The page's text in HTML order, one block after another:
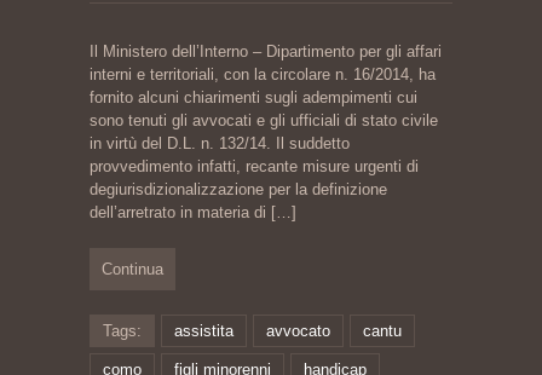
Il Ministero dell’Interno – Dipartimento per gli affari
interni e territoriali, con la circolare n. 16/2014, ha
fornito alcuni chiarimenti sugli adempimenti cui
sono tenuti gli avvocati e gli ufficiali di stato civile
in virtù del D.L. n. 132/14. Il suddetto
provvedimento infatti, recante misure urgenti di
degiurisdizionalizzazione per la definizione
dell’arretrato in materia di […]
Continua
Tags: assistita avvocato cantu
como figli minorenni handicap